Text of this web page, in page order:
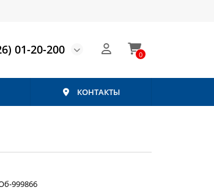
01-20-200 0
КОНТАКТЫ
999866